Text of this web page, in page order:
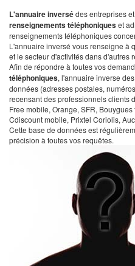
L'annuaire inversédes entreprises
renseignements téléphoniqueset
renseignements téléphoniques
L'annuaire inversé vous renseigne à
et le secteur d'activités dans d'autres
Afin de répondre à toutes vos
téléphoniques, l'annuaire inverse
données (adresses postales,
recensant des professionnels clients
Free mobile, Orange, SFR,
Cdiscount mobile, Prixtel Coriolis,
Cette base de données est
précision à toutes vos requêtes.